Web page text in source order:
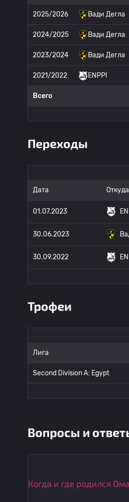
2025/2026 Вади Дегла
2024/2025 Вади Дегла
2023/2024 Вади Дегла
2021/2022 ENPPI
Всего
Переходы
Дата Откуда
01.07.2023
30.06.2023
30.09.2022
Трофеи
Лига
Second Division A: Egypt
Вопросы и
Когда и где родился